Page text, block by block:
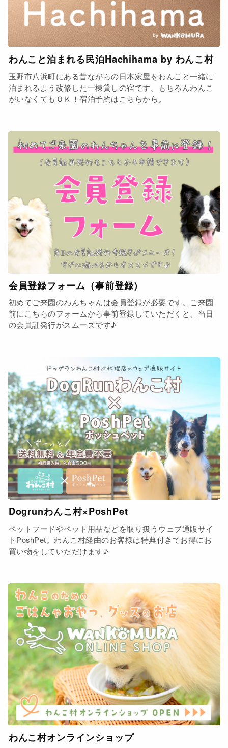
わんこと泊まれる民泊Hachihama by わんこ村
玉野市八浜町にある昔ながらの日本家屋をわんこと一緒に
泊まれるよう改修した一棟貸しの宿です。もちろんわんこ
がいなくてもＯＫ！宿泊予約はこちらから。
会員登録フォーム（事前登録）
初めてご来園のわんちゃんは会員登録が必要です。ご来園
前にこちらのフォームから事前登録していただくと、当日
の会員証発行がスムーズです♪
Dogrunわんこ村×PoshPet
ペットフードやペット用品などを取り扱うウェブ通販サイ
トPoshPet。わんこ村経由のお客様は特典付きでお得にお
買い物をしていただけます♪
わんこ村オンラインショップ